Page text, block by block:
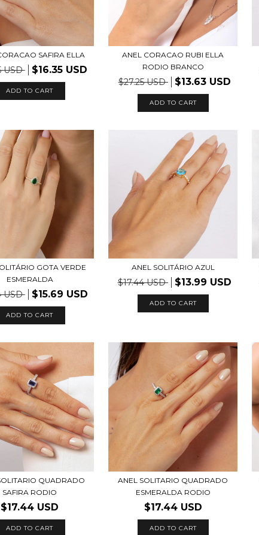
SAFIRA ELLA
USD $16.35 USD
ADD TO CART
ANEL CORACAO RUBI ELLA
RODIO BRANCO
$27.25 USD $13.63 USD
ADD TO CART
GOTA VERDE
ESMERALDA
USD $15.69 USD
ADD TO CART
ANEL SOLITÁRIO AZUL
$17.44 USD $13.99 USD
ADD TO CART
QUADRADO
SAFIRA RODIO
$17.44 USD
ADD TO CART
ANEL SOLITARIO QUADRADO
ESMERALDA RODIO
$17.44 USD
ADD TO CART